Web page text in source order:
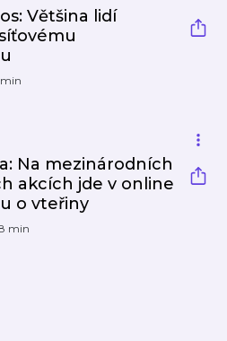
Většina lidí
Na mezinárodních
akcích jde v online
o vteřiny
min